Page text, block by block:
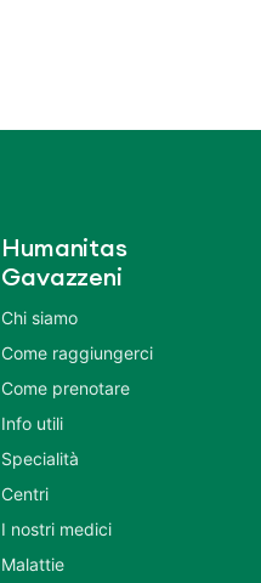
Humanitas
Gavazzeni
Chi siamo
Come raggiungerci
Come prenotare
Info utili
Specialità
Centri
I nostri medici
Malattie